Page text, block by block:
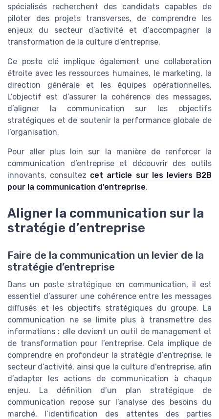
spécialisés recherchent des candidats capables de
piloter des projets transverses, de comprendre les
enjeux du secteur d’activité et d’accompagner la
transformation de la culture d’entreprise.
Ce poste clé implique également une collaboration
étroite avec les ressources humaines, le marketing, la
direction générale et les équipes opérationnelles.
L’objectif est d’assurer la cohérence des messages,
d’aligner la communication sur les objectifs
stratégiques et de soutenir la performance globale de
l’organisation.
Pour aller plus loin sur la manière de renforcer la
communication d’entreprise et découvrir des outils
innovants, consultez cet article sur les leviers B2B
pour la communication d’entreprise.
Aligner la communication sur la
stratégie d’entreprise
Faire de la communication un levier de la
stratégie d’entreprise
Dans un poste stratégique en communication, il est
essentiel d’assurer une cohérence entre les messages
diffusés et les objectifs stratégiques du groupe. La
communication ne se limite plus à transmettre des
informations : elle devient un outil de management et
de transformation pour l’entreprise. Cela implique de
comprendre en profondeur la stratégie d’entreprise, le
secteur d’activité, ainsi que la culture d’entreprise, afin
d’adapter les actions de communication à chaque
enjeu. La définition d’un plan stratégique de
communication repose sur l’analyse des besoins du
marché, l’identification des attentes des parties